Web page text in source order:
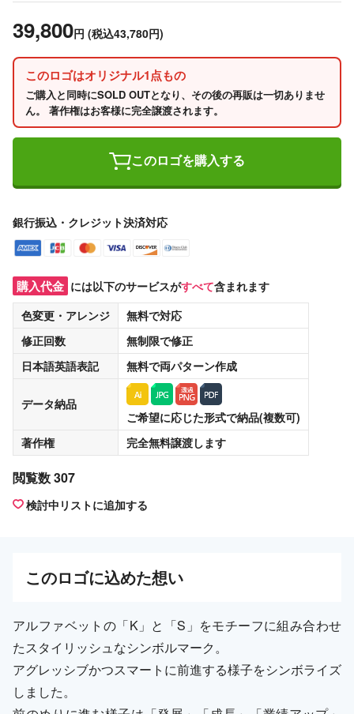
39,800円 (税込43,780円)
このロゴはオリジナル1点もの
ご購入と同時にSOLD OUTとなり、その後の再販は一切ありませ
ん。 著作権はお客様に完全譲渡されます。
このロゴを購入する
銀行振込・クレジット決済対応
購入代金 には以下のサービスがすべて含まれます
色変更・アレンジ
無料で対応
修正回数
無制限で修正
日本語英語表記
無料で両パターン作成
データ納品
ご希望に応じた形式で納品(複数可)
著作権
完全無料譲渡します
閲覧数 307
検討中リストに追加する
このロゴに込めた想い
アルファベットの「K」と「S」をモチーフに組み合わせ
たスタイリッシュなシンボルマーク。
アグレッシブかつスマートに前進する様子をシンボライズ
しました。